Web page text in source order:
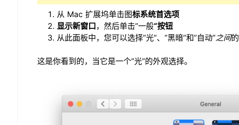
从 Mac 扩展坞单击图标系统首选项
显示新窗口，然后单击”一般“按钮
从此面板中，您可以选择”光”、”黑暗”和”自动”之间的
这是你看到的，当它是一个”光”的外观选择。